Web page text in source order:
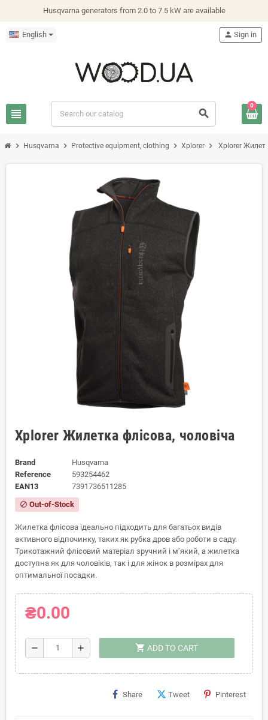
Husqvarna generators from 2.0 to 7.5 kW are available
English
view_headline search
person Sign in
0
chevron_right Husqvarna chevron_right Protective equipment, clothing chevron_right Xplorer chevron_right Xplorer
Xplorer Жилетка флісова, чоловіча
Brand
Husqvarna
Reference
593254462
EAN13
7391736511285
block Out-of-Stock
Жилетка флісова ідеально підходить для багатьох видів
активного відпочинку, таких як рубка дров або роботи в саду.
Трикотажний флісовий матеріал зручний і м’який, а жилетка
доступна як для чоловіків, так і для жінок в розмірах для
оптимальної посадки.
₴0.00
remove add shopping_cart ADD TO CART
Share Tweet Pinterest